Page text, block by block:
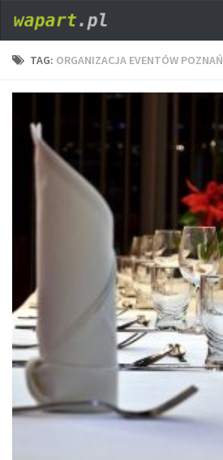
TAG: ORGANIZACJA EVENTÓW POZNAŃ